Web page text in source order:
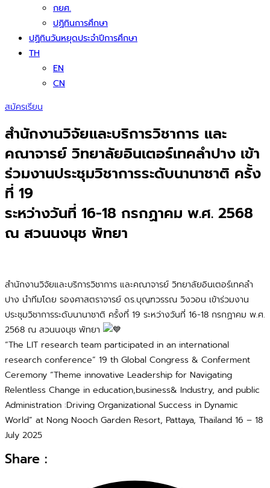
กยศ.
ปฏิทินการศึกษา
ปฏิทินวันหยุดประจำปีการศึกษา
TH
EN
CN
สมัครเรียน
สำนักงานวิจัยและบริการวิชาการ และ
คณาจารย์ วิทยาลัยอินเตอร์เทคลำปาง เข้า
ร่วมงานประชุมวิชาการระดับนานาชาติ ครั้ง
ที่ 19
ระหว่างวันที่ 16-18 กรกฏาคม พ.ศ. 2568
ณ สวนนงนุช พัทยา
สำนักงานวิจัยและบริการวิชาการ และคณาจารย์ วิทยาลัยอินเตอร์เทคลำ
ปาง นำทีมโดย รองศาสตราจารย์ ดร.บุญฑวรรณ วิงวอน เข้าร่วมงาน
ประชุมวิชาการระดับนานาชาติ ครั้งที่ 19 ระหว่างวันที่ 16-18 กรกฏาคม พ.ศ.
2568 ณ สวนนงนุช พัทยา
“The LIT research team participated in an international
research conference” 19 th Global Congress & Conferment
Ceremony “Theme innovative Leadership for Navigating
Relentless Change in education,business& Industry, and public
Administration :Driving Organizational Success in Dynamic
World” at Nong Nooch Garden Resort, Pattaya, Thailand 16 – 18
July 2025
Share :